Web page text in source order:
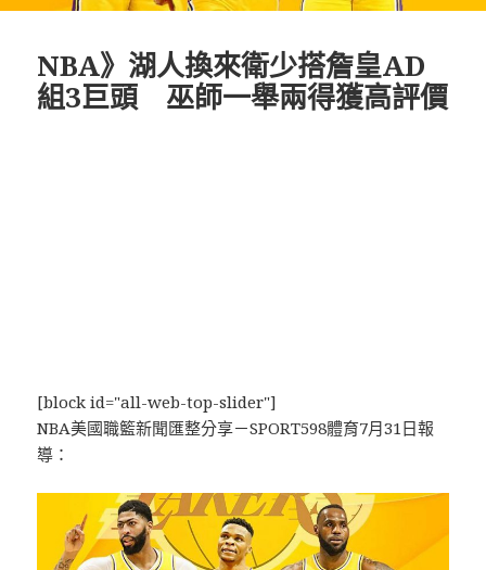
NBA》湖人換來衛少搭詹皇AD
組3巨頭 巫師一舉兩得獲高評價
[block id="all-web-top-slider"]
NBA美國職籃新聞匯整分享－SPORT598體育7月31日報
導：